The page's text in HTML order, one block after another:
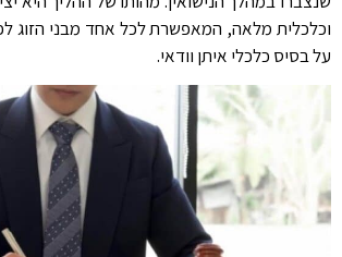
וכלכלית מלאה, המאפשרת לכל אחד מבני הזוג
על בסיס כלכלי איתן וודאי.